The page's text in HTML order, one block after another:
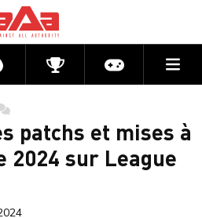
CompétitionsActu jeux
patchs et mises à
2024 sur League